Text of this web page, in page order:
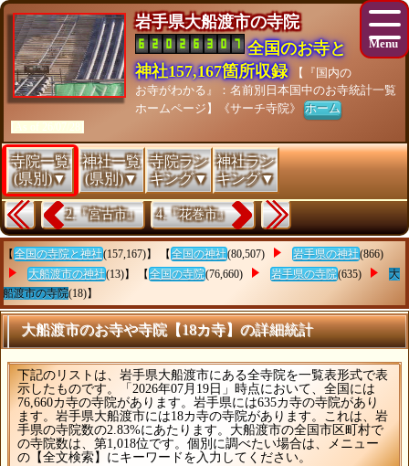
岩手県大船渡市の寺院
全国のお寺と
神社157,167箇所収録
【『国内の
お寺がわかる』：名前別日本国中のお寺統計一覧
ホームページ】《サーチ寺院》ホーム
[As of 26/07/28]
寺院一覧
(県別)▼
神社一覧
(県別)▼
寺院ラン
キング▼
神社ラン
キング▼
2.『宮古市』 4.『花巻市』
【 全国の寺院と神社(157,167)】 【 全国の神社(80,507) 岩手県の神社(866)
大船渡市の神社(13)】 【 全国の寺院(76,660) 岩手県の寺院(635)
大
船渡市の寺院(18)】
大船渡市のお寺や寺院【18カ寺】の詳細統計
下記のリストは、岩手県大船渡市にある全寺院を一覧表形式で表
示したものです。「2026年07月19日」時点において、全国には
76,660カ寺の寺院があります。岩手県には635カ寺の寺院があり
ます。岩手県大船渡市には18カ寺の寺院があります。これは、岩
手県の寺院数の2.83%にあたります。大船渡市の全国市区町村で
の寺院数は、第1,018位です。個別に調べたい場合は、メニュー
の【全文検索】にキーワードを入力してください。